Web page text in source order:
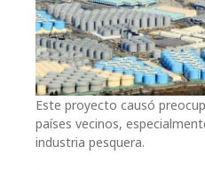
Este proyecto causó
países vecinos,
industria pesquera.